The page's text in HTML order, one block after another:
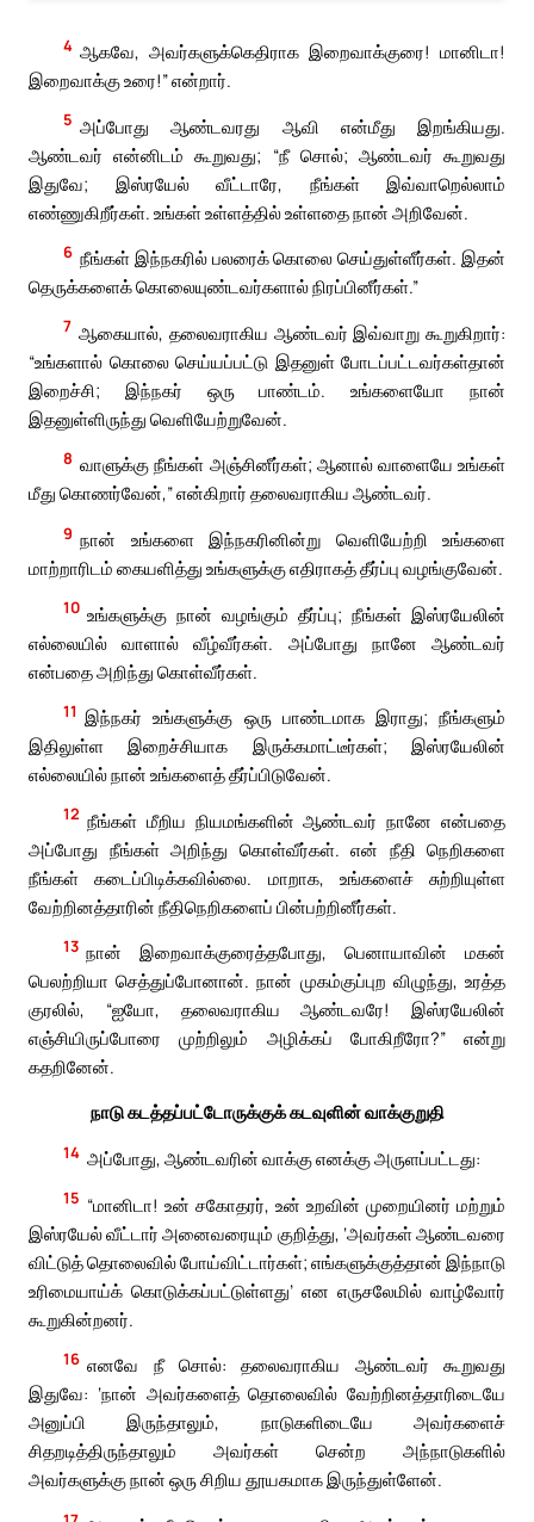
4 ஆகவே, அவர்களுக்கெதிராக இறைவாக்குரை! மானிடா!
இறைவாக்கு உரை!” என்றார்.
5 அப்போது ஆண்டவரது ஆவி என்மீது இறங்கியது.
ஆண்டவர் என்னிடம் கூறுவது; “நீ சொல்; ஆண்டவர் கூறுவது
இதுவே; இஸ்ரயேல் வீட்டாரே, நீங்கள் இவ்வாறெல்லாம்
எண்ணுகிறீர்கள். உங்கள் உள்ளத்தில் உள்ளதை நான் அறிவேன்.
6 நீங்கள் இந்நகரில் பலரைக் கொலை செய்துள்ளீர்கள். இதன்
தெருக்களைக் கொலையுண்டவர்களால் நிரப்பினீர்கள்.”
7 ஆகையால், தலைவராகிய ஆண்டவர் இவ்வாறு கூறுகிறார்:
“உங்களால் கொலை செய்யப்பட்டு இதனுள் போடப்பட்டவர்கள்தான்
இறைச்சி; இந்நகர் ஒரு பாண்டம். உங்களையோ நான்
இதனுள்ளிருந்து வெளியேற்றுவேன்.
8 வாளுக்கு நீங்கள் அஞ்சினீர்கள்; ஆனால் வாளையே உங்கள்
மீது கொணர்வேன்,” என்கிறார் தலைவராகிய ஆண்டவர்.
9 நான் உங்களை இந்நகரினின்று வெளியேற்றி உங்களை
மாற்றாரிடம் கையளித்து உங்களுக்கு எதிராகத் தீர்ப்பு வழங்குவேன்.
10 உங்களுக்கு நான் வழங்கும் தீர்ப்பு; நீங்கள் இஸ்ரயேலின்
எல்லையில் வாளால் வீழ்வீர்கள். அப்போது நானே ஆண்டவர்
என்பதை அறிந்து கொள்வீர்கள்.
11 இந்நகர் உங்களுக்கு ஒரு பாண்டமாக இராது; நீங்களும்
இதிலுள்ள இறைச்சியாக இருக்கமாட்டீர்கள்; இஸ்ரயேலின்
எல்லையில் நான் உங்களைத் தீர்ப்பிடுவேன்.
12 நீங்கள் மீறிய நியமங்களின் ஆண்டவர் நானே என்பதை
அப்போது நீங்கள் அறிந்து கொள்வீர்கள். என் நீதி நெறிகளை
நீங்கள் கடைப்பிடிக்கவில்லை. மாறாக, உங்களைச் சுற்றியுள்ள
வேற்றினத்தாரின் நீதிநெறிகளைப் பின்பற்றினீர்கள்.
13 நான் இறைவாக்குரைத்தபோது, பெனாயாவின் மகன்
பெலற்றியா செத்துப்போனான். நான் முகம்குப்புற விழுந்து, உரத்த
குரலில், “ஐயோ, தலைவராகிய ஆண்டவரே! இஸ்ரயேலின்
எஞ்சியிருப்போரை முற்றிலும் அழிக்கப் போகிறீரோ?” என்று
கதறினேன்.
நாடு கடத்தப்பட்டோருக்குக் கடவுளின் வாக்குறுதி
14 அப்போது, ஆண்டவரின் வாக்கு எனக்கு அருளப்பட்டது:
15 “மானிடா! உன் சகோதரர், உன் உறவின் முறையினர் மற்றும்
இஸ்ரயேல் வீட்டார் அனைவரையும் குறித்து, ‘அவர்கள் ஆண்டவரை
விட்டுத் தொலைவில் போய்விட்டார்கள்; எங்களுக்குத்தான் இந்நாடு
உரிமையாய்க் கொடுக்கப்பட்டுள்ளது’ என எருசலேமில் வாழ்வோர்
கூறுகின்றனர்.
16 எனவே நீ சொல்: தலைவராகிய ஆண்டவர் கூறுவது
இதுவே: ‘நான் அவர்களைத் தொலைவில் வேற்றினத்தாரிடையே
அனுப்பி இருந்தாலும், நாடுகளிடையே அவர்களைச்
சிதறடித்திருந்தாலும் அவர்கள் சென்ற அந்நாடுகளில்
அவர்களுக்கு நான் ஒரு சிறிய தூயகமாக இருந்துள்ளேன்.